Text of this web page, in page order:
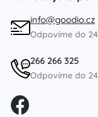
info@goodio.cz
Odpovíme do
266 266 325
Odpovíme do